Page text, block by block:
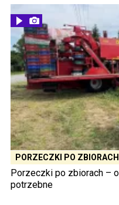
PORZECZKI PO ZBIORACH
Porzeczki po zbiorach –
potrzebne